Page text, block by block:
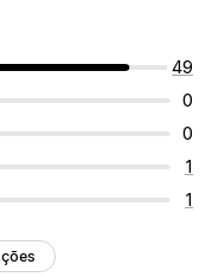
49
0
0
1
1